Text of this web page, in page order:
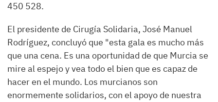
450 528.
El presidente de Cirugía Solidaria, José Manuel
Rodríguez, concluyó que "esta gala es mucho más
que una cena. Es una oportunidad de que Murcia se
mire al espejo y vea todo el bien que es capaz de
hacer en el mundo. Los murcianos son
enormemente solidarios, con el apoyo de nuestra